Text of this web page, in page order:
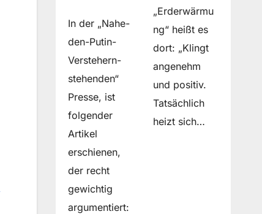
In der „Nahe-
den-Putin-
Verstehern-
stehenden“
Presse, ist
folgender
Artikel
erschienen,
der recht
gewichtig
argumentiert:
„Erderwärmu
ng“ heißt es
dort: „Klingt
angenehm
und positiv.
Tatsächlich
heizt sich…